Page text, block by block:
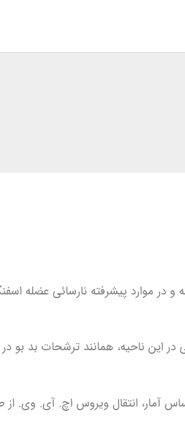
موارد پیشرفته نارسائی عضله
این ناحیه، همانند ترشحات بد بو
آمار، انتقال ویروس اچ. آی. وی. از